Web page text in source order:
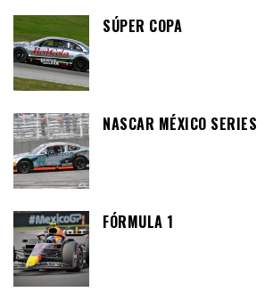
SÚPER COPA
NASCAR MÉXICO SERIES
FÓRMULA 1